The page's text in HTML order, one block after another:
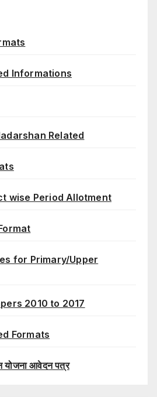
Informations
Related
wise Period Allotment
for Primary/Upper
2010 to 2017
Formats
योजना आवेदन पत्र